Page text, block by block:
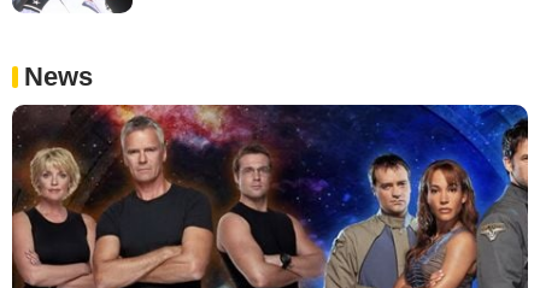
News